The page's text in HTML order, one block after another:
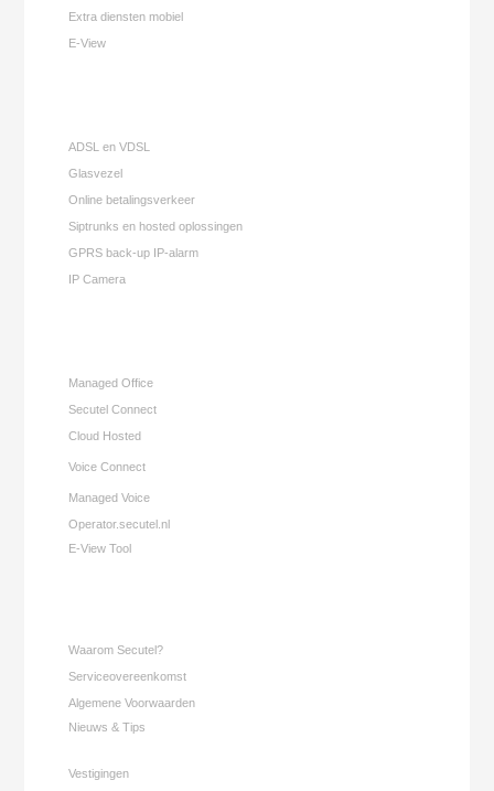
Extra diensten mobiel
E-View
ADSL en VDSL
Glasvezel
Online betalingsverkeer
Siptrunks en hosted oplossingen
GPRS back-up IP-alarm
IP Camera
Managed Office
Secutel Connect
Cloud Hosted
Voice Connect
Managed Voice
Operator.secutel.nl
E-View Tool
Waarom Secutel?
Serviceovereenkomst
Algemene Voorwaarden
Nieuws & Tips
Vestigingen